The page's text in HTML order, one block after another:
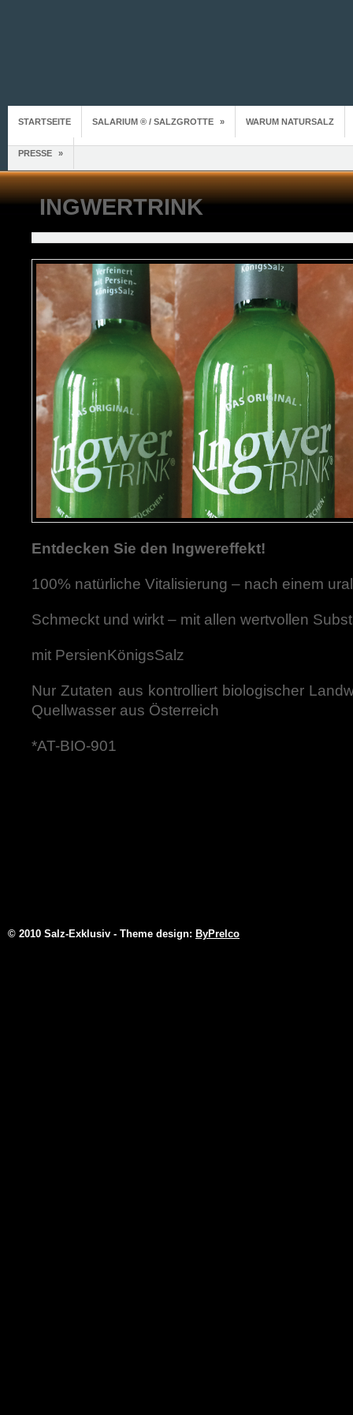
STARTSEITE SALARIUM ® / SALZGROTTE » WARUM NATURSALZ
PRESSE »
INGWERTRINK
Entdecken Sie den Ingwereffekt!
100% natürliche Vitalisierung – nach einem
Schmeckt und wirkt – mit allen wertvollen
mit PersienKönigsSalz
Nur Zutaten aus kontrolliert biologischer
Quellwasser aus Österreich
*AT-BIO-901
© 2010 Salz-Exklusiv - Theme design: ByPrelco